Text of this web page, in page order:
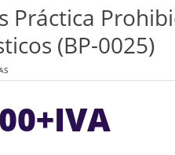
Práctica
(BP-0025)
+IVA